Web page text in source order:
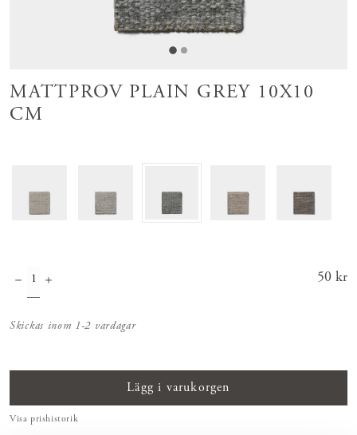
MATTPROV PLAIN GREY 10X10
CM
Pris:
50 kr
Skickas inom 1-2 vardagar
Lägg i varukorgen
Visa prishistorik